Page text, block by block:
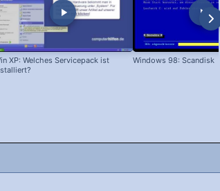
XP: Welches Servicepack ist
Windows 98: Scandisk